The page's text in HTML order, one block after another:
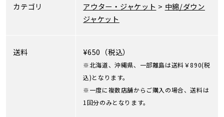
カテゴリ アウター・ジャケット > 中綿/ダウン
ジャケット
送料 ¥650（税込）
※北海道、沖縄県、一部離島は送料￥890(税
込)となります。
※一度に複数店舗からご購入の場合、送料は
1回分のみとなります。